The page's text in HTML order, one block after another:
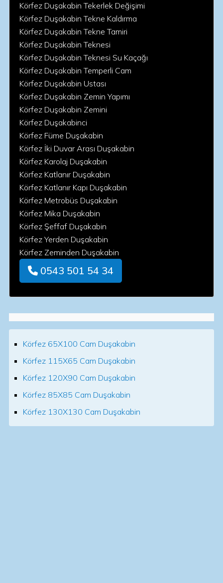
Körfez Duşakabin Tekerlek Değişimi
Körfez Duşakabin Tekne Kaldırma
Körfez Duşakabin Tekne Tamiri
Körfez Duşakabin Teknesi
Körfez Duşakabin Teknesi Su Kaçağı
Körfez Duşakabin Temperli Cam
Körfez Duşakabin Ustası
Körfez Duşakabin Zemin Yapımı
Körfez Duşakabin Zemini
Körfez Duşakabinci
Körfez Füme Duşakabin
Körfez İki Duvar Arası Duşakabin
Körfez Karolaj Duşakabin
Körfez Katlanır Duşakabin
Körfez Katlanır Kapı Duşakabin
Körfez Metrobüs Duşakabin
Körfez Mika Duşakabin
Körfez Şeffaf Duşakabin
Körfez Yerden Duşakabin
Körfez Zeminden Duşakabin
0543 501 54 34
Körfez 65X100 Cam Duşakabin
Körfez 115X65 Cam Duşakabin
Körfez 120X90 Cam Duşakabin
Körfez 85X85 Cam Duşakabin
Körfez 130X130 Cam Duşakabin